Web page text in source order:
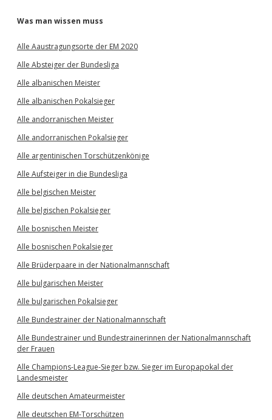
Was man wissen muss
Alle Aaustragungsorte der EM 2020
Alle Absteiger der Bundesliga
Alle albanischen Meister
Alle albanischen Pokalsieger
Alle andorranischen Meister
Alle andorranischen Pokalsieger
Alle argentinischen Torschützenkönige
Alle Aufsteiger in die Bundesliga
Alle belgischen Meister
Alle belgischen Pokalsieger
Alle bosnischen Meister
Alle bosnischen Pokalsieger
Alle Brüderpaare in der Nationalmannschaft
Alle bulgarischen Meister
Alle bulgarischen Pokalsieger
Alle Bundestrainer der Nationalmannschaft
Alle Bundestrainer und Bundestrainerinnen der Nationalmannschaft
der Frauen
Alle Champions-League-Sieger bzw. Sieger im Europapokal der
Landesmeister
Alle deutschen Amateurmeister
Alle deutschen EM-Torschützen